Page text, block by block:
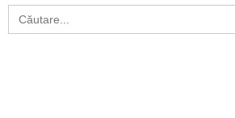
Search
for: